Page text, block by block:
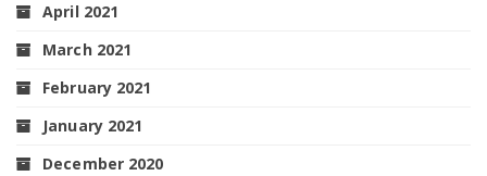
April 2021
March 2021
February 2021
January 2021
December 2020